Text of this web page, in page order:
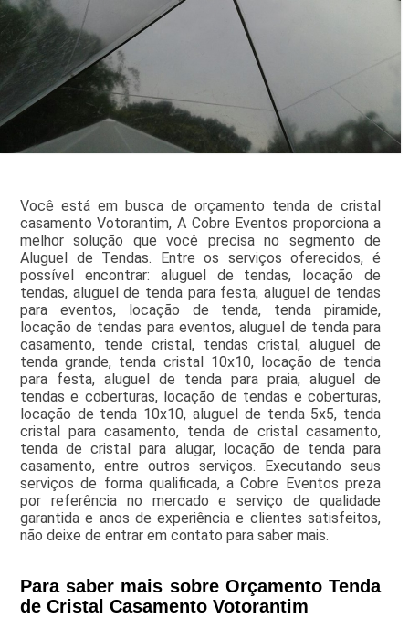
Você está em busca de orçamento tenda de cristal
casamento Votorantim, A Cobre Eventos proporciona a
melhor solução que você precisa no segmento de
Aluguel de Tendas. Entre os serviços oferecidos, é
possível encontrar: aluguel de tendas, locação de
tendas, aluguel de tenda para festa, aluguel de tendas
para eventos, locação de tenda, tenda piramide,
locação de tendas para eventos, aluguel de tenda para
casamento, tende cristal, tendas cristal, aluguel de
tenda grande, tenda cristal 10x10, locação de tenda
para festa, aluguel de tenda para praia, aluguel de
tendas e coberturas, locação de tendas e coberturas,
locação de tenda 10x10, aluguel de tenda 5x5, tenda
cristal para casamento, tenda de cristal casamento,
tenda de cristal para alugar, locação de tenda para
casamento, entre outros serviços. Executando seus
serviços de forma qualificada, a Cobre Eventos preza
por referência no mercado e serviço de qualidade
garantida e anos de experiência e clientes satisfeitos,
não deixe de entrar em contato para saber mais.
Para saber mais sobre Orçamento Tenda
de Cristal Casamento Votorantim